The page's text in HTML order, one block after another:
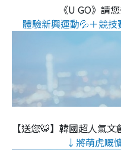
《U GO》請
體驗新興運動💦＋競
【送您🐯】韓國超人氣
↓將萌虎嘅